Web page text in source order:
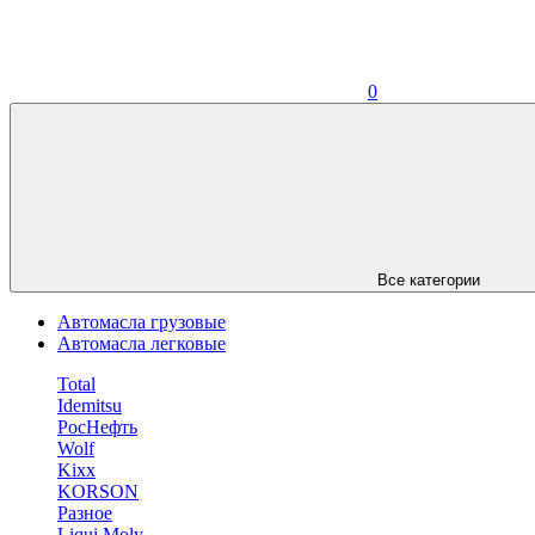
0
Все категории
Автомасла грузовые
Автомасла легковые
Total
Idemitsu
РосНефть
Wolf
Kixx
KORSON
Разное